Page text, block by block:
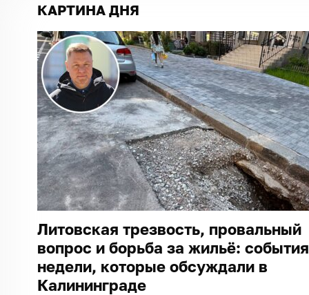
КАРТИНА ДНЯ
Литовская трезвость, провальный
вопрос и борьба за жильё: события
недели, которые обсуждали в
Калининграде